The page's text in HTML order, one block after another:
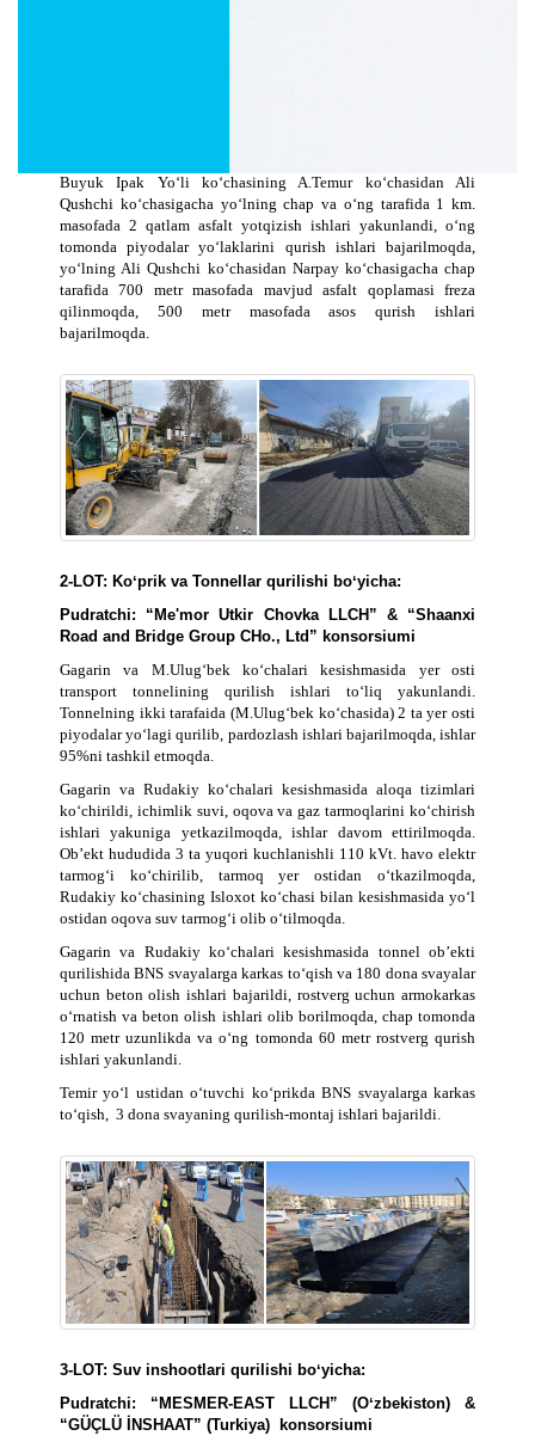
Buyuk Ipak Yo‘li ko‘chasining A.Temur ko‘chasidan Ali
Qushchi ko‘chasigacha yo‘lning chap va o‘ng tarafida 1 km.
masofada 2 qatlam asfalt yotqizish ishlari yakunlandi, o‘ng
tomonda piyodalar yo‘laklarini qurish ishlari bajarilmoqda,
yo‘lning Ali Qushchi ko‘chasidan Narpay ko‘chasigacha chap
tarafida 700 metr masofada mavjud asfalt qoplamasi freza
qilinmoqda, 500 metr masofada asos qurish ishlari
bajarilmoqda.
2-LOT: Koʻprik va Tonnellar qurilishi boʻyicha:
Pudratchi: “Me'mor Utkir Chovka LLCH” & “Shaanxi
Road and Bridge Group CHo., Ltd” konsorsiumi
Gagarin va M.Ulug‘bek ko‘chalari kesishmasida yer osti
transport tonnelining qurilish ishlari to‘liq yakunlandi.
Tonnelning ikki tarafaida (M.Ulug‘bek ko‘chasida) 2 ta yer osti
piyodalar yo‘lagi qurilib, pardozlash ishlari bajarilmoqda, ishlar
95%ni tashkil etmoqda.
Gagarin va Rudakiy ko‘chalari kesishmasida aloqa tizimlari
ko‘chirildi, ichimlik suvi, oqova va gaz tarmoqlarini ko‘chirish
ishlari yakuniga yetkazilmoqda, ishlar davom ettirilmoqda.
Ob’ekt hududida 3 ta yuqori kuchlanishli 110 kVt. havo elektr
tarmog‘i ko‘chirilib, tarmoq yer ostidan o‘tkazilmoqda,
Rudakiy ko‘chasining Isloxot ko‘chasi bilan kesishmasida yo‘l
ostidan oqova suv tarmog‘i olib o‘tilmoqda.
Gagarin va Rudakiy ko‘chalari kesishmasida tonnel ob’ekti
qurilishida BNS svayalarga karkas to‘qish va 180 dona svayalar
uchun beton olish ishlari bajarildi, rostverg uchun armokarkas
o‘rnatish va beton olish ishlari olib borilmoqda, chap tomonda
120 metr uzunlikda va o‘ng tomonda 60 metr rostverg qurish
ishlari yakunlandi.
Temir yo‘l ustidan o‘tuvchi ko‘prikda BNS svayalarga karkas
to‘qish, 3 dona svayaning qurilish-montaj ishlari bajarildi.
3-LOT: Suv inshootlari qurilishi boʻyicha:
Pudratchi: “MESMER-EAST LLCH” (Oʻzbekiston) &
“GÜÇLÜ İNSHAAT” (Turkiya) konsorsiumi